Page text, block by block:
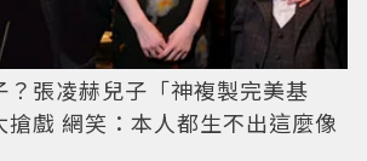
？張凌赫兒子「神複製完美基
搶戲 網笑：本人都生不出這麼像